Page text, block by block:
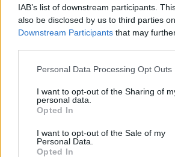
IAB’s list of downstream participants.
also be disclosed by us to third parties
Downstream Participants that may
Personal Data Processing Opt Outs
I want to opt-out of the Sharing of
personal data.
Opted In
I want to opt-out of the Sale of my
Personal Data.
Opted In
T. Barnett: Gyilkosság
rész
Minka 10. rész